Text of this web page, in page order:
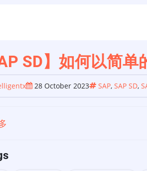
习
的
SAP
SD
巧
SD】如何以简
28 October 2023 SAP, SAP SD,
【SAP